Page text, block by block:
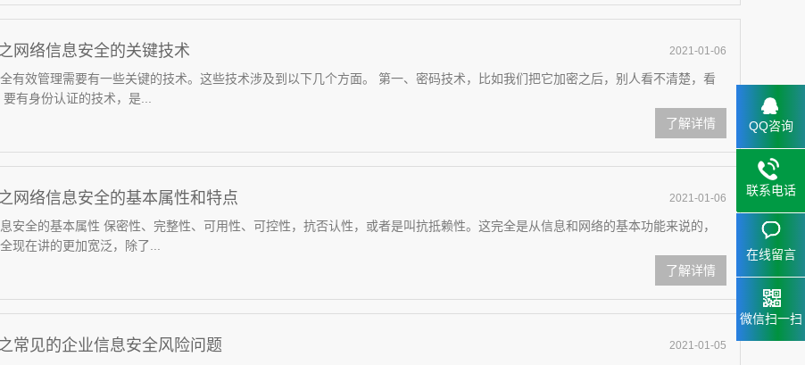
2021-01-06
网络信息安全的关键技术
有效管理需要有一些关键的技术。这些技术涉及到以下几个方面。 第一、密码技术，比如我们把它加密之后，别人看不清楚，看
有身份认证的技术，是...
了解详情
2021-01-06
网络信息安全的基本属性和特点
息安全的基本属性 保密性、完整性、可用性、可控性，抗否认性，或者是叫抗抵赖性。这完全是从信息和网络的基本功能来说的，
现在讲的更加宽泛，除了...
了解详情
2021-01-05
常见的企业信息安全风险问题
QQ咨询
联系电话
在线留言
微信扫一扫